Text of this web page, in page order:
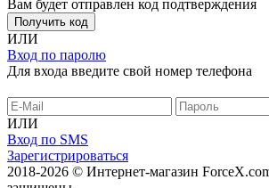
Вам будет отправлен код подтверждения
Получить код
ИЛИ
Вход по паролю
Для входа введите свой номер телефона
ИЛИ
Вход по SMS
Зарегистрироваться
2018-2026 © Интернет-магазин